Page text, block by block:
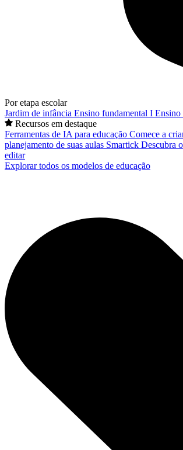
Por etapa escolar
Jardim de infância Ensino fundamental I Ensino
Recursos em destaque
Ferramentas de IA para educação Comece a
planejamento de suas aulas Smartick Descubra
editar
Explorar todos os modelos de educação